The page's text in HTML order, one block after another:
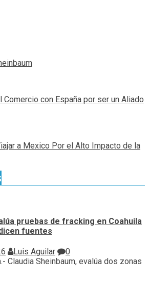
Comercio con España por ser un Aliado
a Mexico Por el Alto Impacto de la
pruebas de fracking en Coahuila
fuentes
Luis Aguilar
0
Claudia Sheinbaum, evalúa ⁠dos zonas